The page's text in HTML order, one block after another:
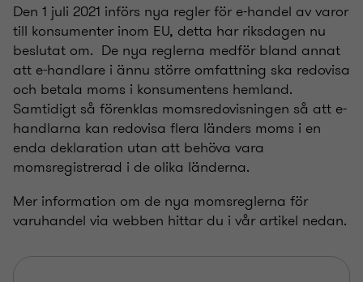
Den 1 juli 2021 införs nya regler för e-handel av varor
till konsumenter inom EU, detta har riksdagen nu
beslutat om. De nya reglerna medför bland annat
att e-handlare i ännu större omfattning ska redovisa
och betala moms i konsumentens hemland.
Samtidigt så förenklas momsredovisningen så att e-
handlarna kan redovisa flera länders moms i en
enda deklaration utan att behöva vara
momsregistrerad i de olika länderna.
Mer information om de nya momsreglerna för
varuhandel via webben hittar du i vår artikel nedan.